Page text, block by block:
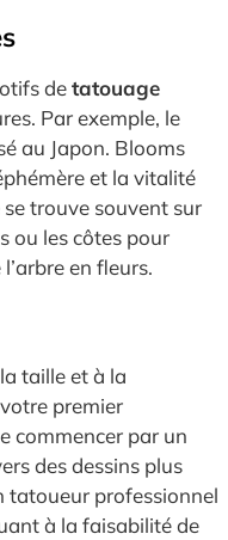
detatouage
Par exemple, le
au Japon. Blooms
et la vitalité
trouve souvent sur
ou les côtes pour
en fleurs.
taille et à la
premier
commencer par un
des dessins plus
tatoueur professionnel
à la faisabilité de